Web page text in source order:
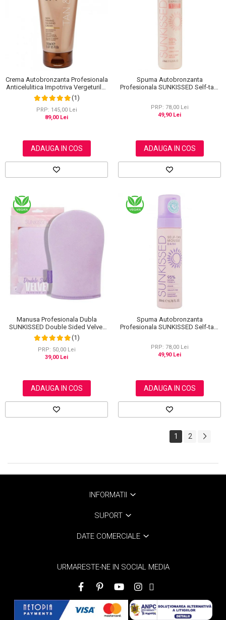
Crema Autobronzanta Profesionala
Anticelulitica Impotriva Vergeturilor
ST MORIZ Advanced PRO Formula
Tan & Tone Skin Firming, 150 ml
(1)
PRP: 145,00 Lei
89,00 Lei
ADAUGA IN COS
Spuma Autobronzanta
Profesionala SUNKISSED Self-tan,
PRP: 78,00 Lei
49,90 Lei
ADAUGA IN COS
Manusa Profesionala Dubla
SUNKISSED Double Sided Velvet
pentru Aplicarea Autobronzantului,
ECO Packaging
(1)
PRP: 50,00 Lei
39,00 Lei
ADAUGA IN COS
Spuma Autobronzanta
Profesionala SUNKISSED Self-tan,
PRP: 78,00 Lei
49,90 Lei
ADAUGA IN COS
1 2
INFORMATII
SUPORT
DATE COMERCIALE
URMARESTE-NE IN SOCIAL MEDIA